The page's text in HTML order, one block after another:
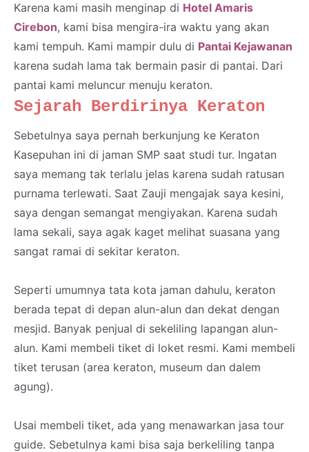
Karena kami masih menginap di Hotel Amaris
Cirebon, kami bisa mengira-ira waktu yang akan
kami tempuh. Kami mampir dulu di Pantai Kejawanan
karena sudah lama tak bermain pasir di pantai. Dari
pantai kami meluncur menuju keraton.
Sejarah Berdirinya Keraton
Sebetulnya saya pernah berkunjung ke Keraton
Kasepuhan ini di jaman SMP saat studi tur. Ingatan
saya memang tak terlalu jelas karena sudah ratusan
purnama terlewati. Saat Zauji mengajak saya kesini,
saya dengan semangat mengiyakan. Karena sudah
lama sekali, saya agak kaget melihat suasana yang
sangat ramai di sekitar keraton.
Seperti umumnya tata kota jaman dahulu, keraton
berada tepat di depan alun-alun dan dekat dengan
mesjid. Banyak penjual di sekeliling lapangan alun-
alun. Kami membeli tiket di loket resmi. Kami membeli
tiket terusan (area keraton, museum dan dalem
agung).
Usai membeli tiket, ada yang menawarkan jasa tour
guide. Sebetulnya kami bisa saja berkeliling tanpa